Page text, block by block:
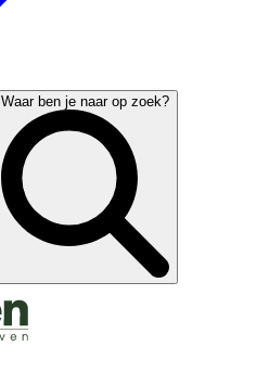
Waar ben je naar op zoek?